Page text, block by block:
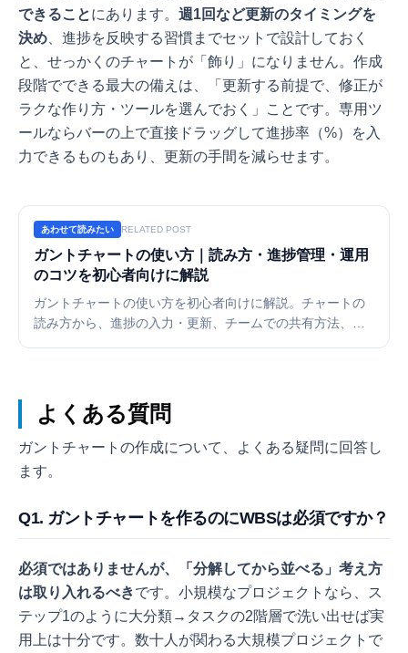
できることにあります。 週1回など更新のタイミングを
決め 、進捗を反映する習慣までセットで設計しておく
と、せっかくのチャートが「飾り」になりません。作成
段階でできる最大の備えは、「更新する前提で、修正が
ラクな作り方・ツールを選んでおく」ことです。専用ツ
ールならバーの上で直接ドラッグして進捗率（%）を入
力できるものもあり、更新の手間を減らせます。
あわせて読みたい RELATED POST
ガントチャートの使い方｜読み方・進捗管理・運用
のコツを初心者向けに解説
ガントチャートの使い方を初心者向けに解説。チャートの
読み方から、進捗の入力・更新、チームでの共有方法、計
よくある質問
ガントチャートの作成について、よくある疑問に回答し
ます。
Q1. ガントチャートを作るのにWBSは必須ですか？
必須ではありませんが、「分解してから並べる」考え方
は取り入れるべきです。小規模なプロジェクトなら、ス
テップ1のように大分類→タスクの2階層で洗い出せば実
用上は十分です。数十人が関わる大規模プロジェクトで